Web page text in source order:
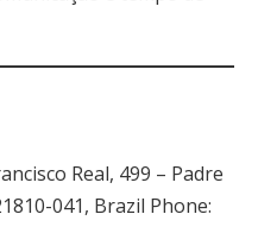
Real, 499 – Padre
041, Brazil Phone: